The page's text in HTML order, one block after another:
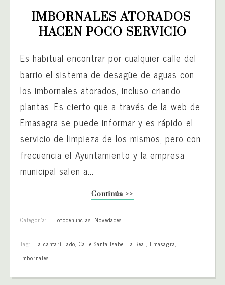
IMBORNALES ATORADOS
HACEN POCO SERVICIO
Es habitual encontrar por cualquier calle del
barrio el sistema de desagüe de aguas con
los imbornales atorados, incluso criando
plantas. Es cierto que a través de la web de
Emasagra se puede informar y es rápido el
servicio de limpieza de los mismos, pero con
frecuencia el Ayuntamiento y la empresa
municipal salen a...
Continúa >>
Categoría: Fotodenuncias, Novedades
Tag: alcantarillado, Calle Santa Isabel la Real, Emasagra,
imbornales